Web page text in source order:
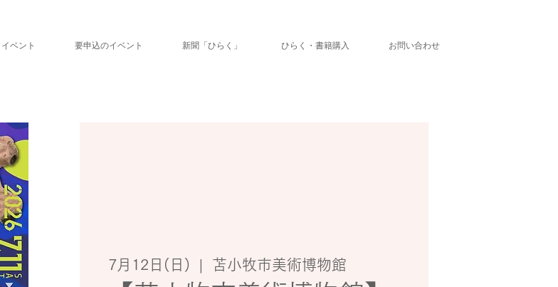
イベント 要申込のイベント 新聞「ひらく」 ひらく・書籍購入 お問い合わせ
7月12日(日) 苫小牧市美術博物館